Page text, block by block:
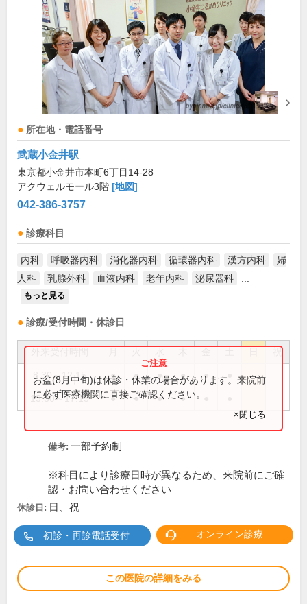
所在地・電話番号
武蔵小金井駅
東京都小金井市本町6丁目14-28
アクウェルモール3階 [地図]
042-386-3757
診療科目
内科 呼吸器内科 消化器内科 循環器内科 漢方内科
婦
人科
乳腺外科 血液内科 老年内科 泌尿器科
もっと見る
診療/受付時間・休診日
祝
8:30～12:15 ● ● ● ● ●
13:30～17:15 ● ● ● ●
お盆(8月中旬)は休診・休業の場合があります。来院前
に必ず医療機関に直接ご確認ください。
×閉じる
備考: 一部予約制
※科目により診療日時が異なるため、来院前にご確
認・お問い合わせください
休診日: 日、祝
初診・再診電話受付 オンライン診療
この医院の詳細をみる